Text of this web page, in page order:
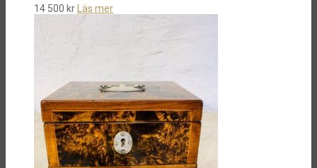
14 500 kr Läs mer